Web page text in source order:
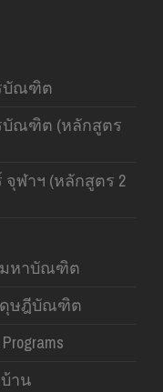
บัณฑิต
ณฑิต (หลักสูตร
ฬาฯ (หลักสูตร 2
มหาบัณฑิต
ดุษฎีบัณฑิต
าน